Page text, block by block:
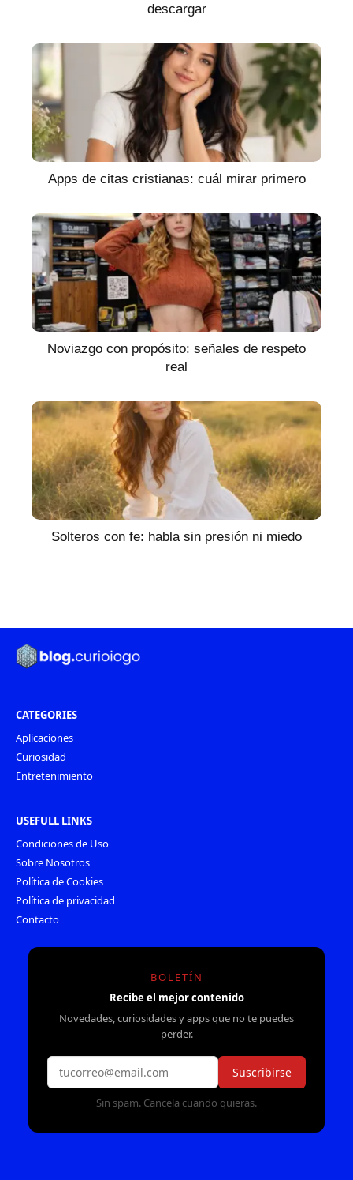
descargar
Apps de citas cristianas: cuál mirar primero
Noviazgo con propósito: señales de respeto
real
Solteros con fe: habla sin presión ni miedo
CATEGORIES
Aplicaciones
Curiosidad
Entretenimiento
USEFULL LINKS
Condiciones de Uso
Sobre Nosotros
Política de Cookies
Política de privacidad
Contacto
BOLETÍN
Recibe el mejor contenido
Novedades, curiosidades y apps que no te puedes
perder.
Suscribirse
Sin spam. Cancela cuando quieras.